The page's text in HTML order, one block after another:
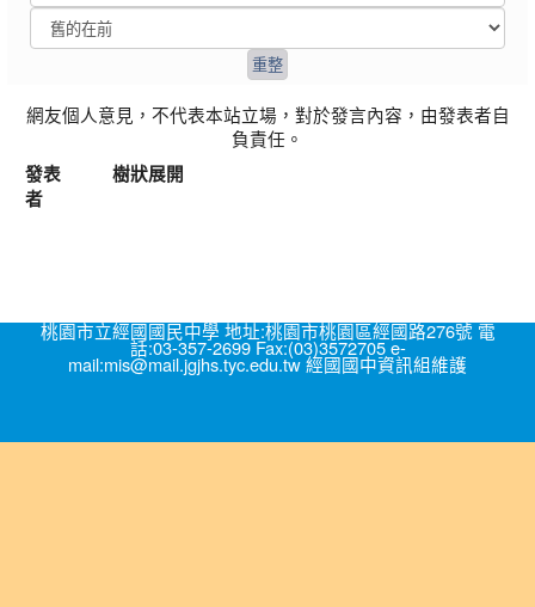
網友個人意見，不代表本站立場，對於發言內容，由發表者自
負責任。
發表
者
樹狀展開
桃園市立經國國民中學 地址:桃園市桃園區經國路276號 電
話:03-357-2699 Fax:(03)3572705 e-
mail:mis@mail.jgjhs.tyc.edu.tw 經國國中資訊組維護